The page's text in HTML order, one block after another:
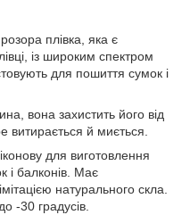
плівка, яка є
із широким спектром
для пошиття сумок і
вона захистить його від
витирається й миється.
для виготовлення
і балконів. Має
натурального скла.
-30 градусів.